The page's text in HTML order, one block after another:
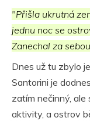
"Přišla ukrutná
jednu noc se
Zanechal za
Dnes už tu zbylo
Santorini je
zatím nečinný, ale
aktivity, a ostrov